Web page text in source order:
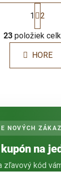
O
v
l
á
d
i
p
r
v
k
y
S
t
r
á
n
k
1 2
23položiek
HORE
NOVÝCH
na
zľavový kód